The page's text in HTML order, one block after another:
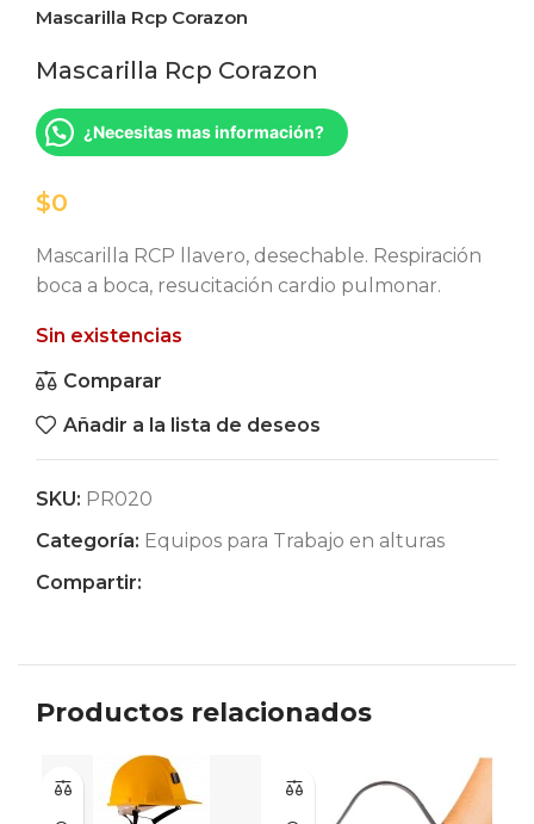
Mascarilla Rcp Corazon
Mascarilla Rcp Corazon
¿Necesitas mas información?
$
Mascarilla RCP llavero, desechable. Respiración
boca a boca, resucitación cardio pulmonar.
Sin existencias
Comparar
Añadir a la lista de deseos
SKU: PR020
Categoría: Equipos para Trabajo en alturas
Compartir:
Productos relacionados